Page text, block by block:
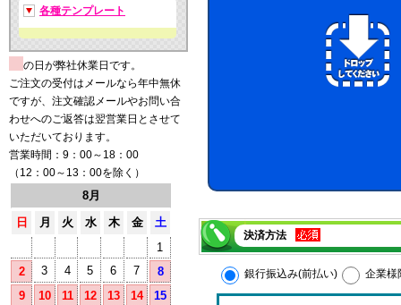
各種テンプレート
の日が弊社休業日です。
ご注文の受付はメールなら年中無休
ですが、注文確認メールやお問い合
わせへのご返答は翌営業日とさせて
いただいております。
営業時間：9：00～18：00
（12：00～13：00を除く）
8月
日
月 火 水 木 金
土
1
2
3 4 5 6 7
8
9
10 11 12 13 14
15
決済方法
銀行振込み(前払い) 企業様